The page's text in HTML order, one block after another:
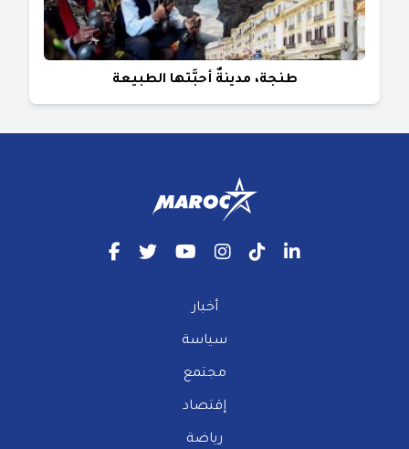
طنجة، مدينةٌ أحبَّتها الطبيعة
أخبار
سياسة
مجتمع
إقتصاد
رياضة